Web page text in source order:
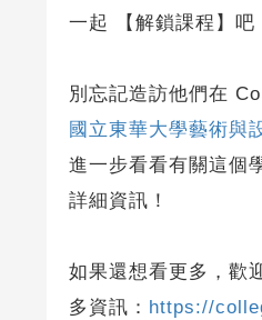
一起 【解鎖課程】吧
別忘記造訪他們在
國立東華大學藝術與
進一步看看有關這個
詳細資訊！
如果還想看更多，歡
多資訊： https://